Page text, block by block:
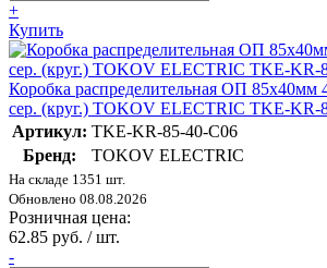
+
Купить
Коробка распределительная ОП 85х40мм
сер. (круг.) TOKOV ELECTRIC TKE-KR-
Артикул: TKE-KR-85-40-C06
Бренд:
TOKOV ELECTRIC
На складе 1351 шт.
Обновлено 08.08.2026
Розничная цена:
62.85 руб. / шт.
-